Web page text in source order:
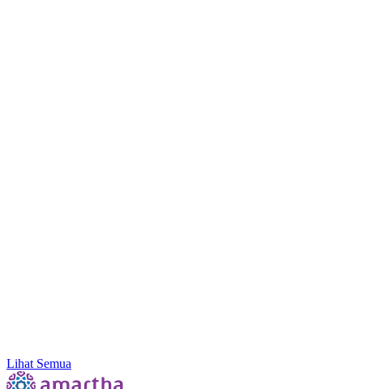
Amartha Dorong Ekosistem Inklusif, Literasi hingga
Lihat Semua